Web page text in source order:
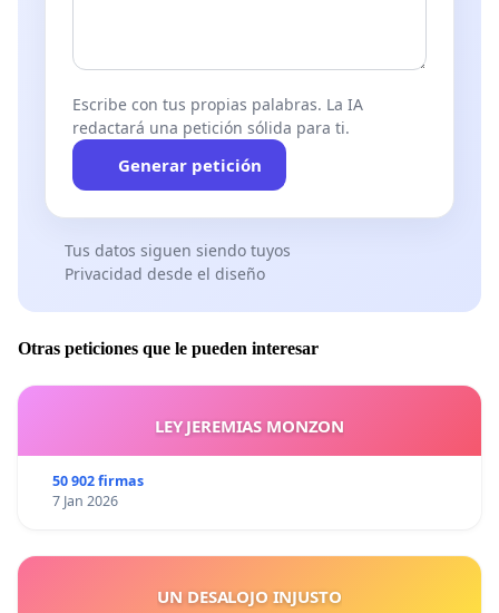
Escribe con tus propias palabras. La IA
redactará una petición sólida para ti.
Generar petición
Tus datos siguen siendo tuyos
Privacidad desde el diseño
Otras peticiones que le pueden interesar
LEY JEREMIAS MONZON
50 902 firmas
7 Jan 2026
UN DESALOJO INJUSTO